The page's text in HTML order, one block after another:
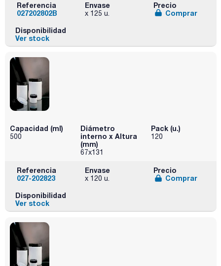
Referencia
027202802B
Envase
x 125 u.
Precio
Comprar
Disponibilidad
Ver stock
Capacidad (ml)
500
Diámetro
interno x Altura
(mm)
67x131
Pack (u.)
120
Referencia
027-202823
Envase
x 120 u.
Precio
Comprar
Disponibilidad
Ver stock